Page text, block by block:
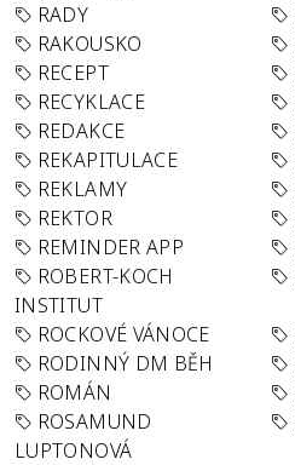
RADY
RAKOUSKO
RECEPT
RECYKLACE
REDAKCE
REKAPITULACE
REKLAMY
REKTOR
REMINDER APP
ROBERT-KOCH
INSTITUT
ROCKOVÉ VÁNOCE
RODINNÝ DM BĚH
ROMÁN
ROSAMUND
LUPTONOVÁ